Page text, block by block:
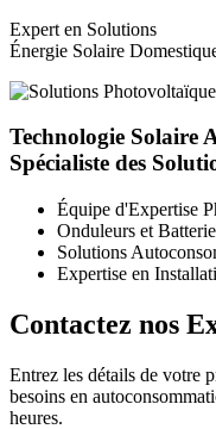
Expert en Solutions
Énergie Solaire
Technologie Solaire
Spécialiste des
Équipe d'Expertise
Onduleurs et
Solutions
Expertise en
Contactez nos
Entrez les détails de votre
besoins en
heures.